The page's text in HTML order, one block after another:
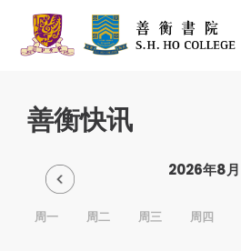
善衡快讯
2026年8月
周一 周二 周三 周四